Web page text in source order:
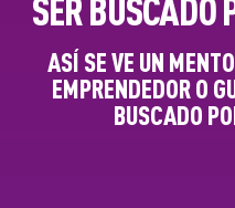
SER BUSCADO
ASÍ SE VE UN
EMPRENDEDOR O
BUSCADO